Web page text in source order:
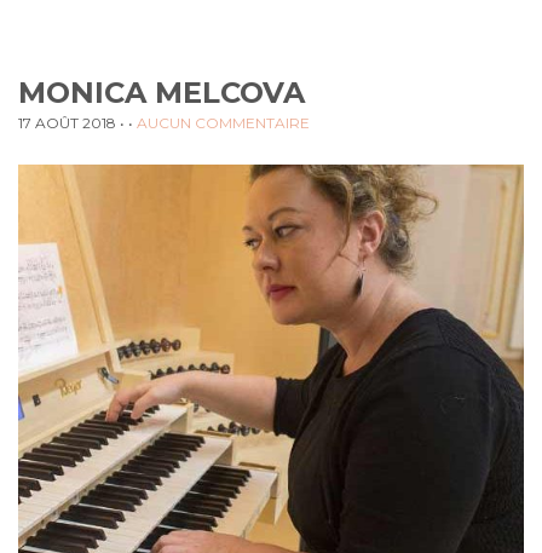
MONICA MELCOVA
17 AOÛT 2018 • • AUCUN COMMENTAIRE